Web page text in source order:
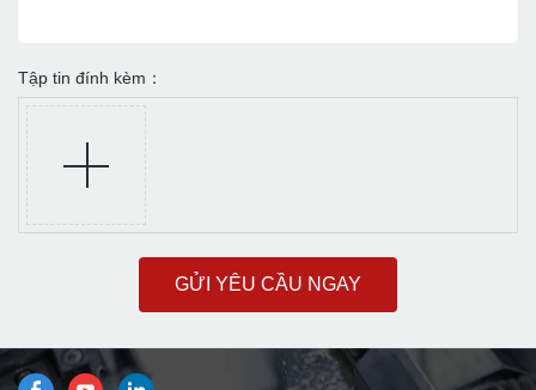
Tập tin đính kèm：
GỬI YÊU CẦU NGAY